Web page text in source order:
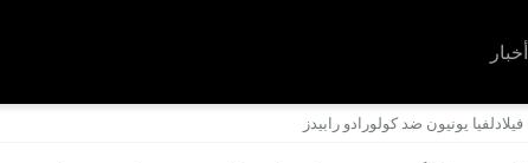
أخبار
فيلادلفيا يونيون ضد كولورادو رابيدز